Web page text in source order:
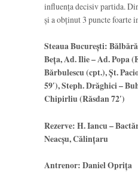
influența decisiv partida.
și a obținut 3 puncte foarte
Steaua București:
Beța, Ad. Ilie – Ad. Popa
Bărbulescu (cpt.), Șt.
59′), Steph. Drăghici –
Chipirliu (Răsdan 72′)
Rezerve: H. Iancu –
Neacșu, Călințaru
Antrenor: Daniel Oprița